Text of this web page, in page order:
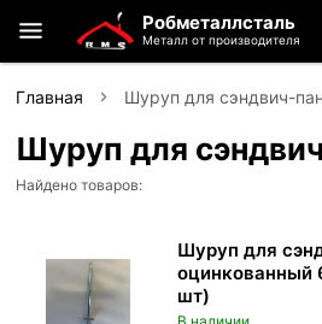
Робметаллсталь
Металл от производителя
Главная Шуруп для сэндвич-
Шуруп для
Найдено товаров:
Шуруп для
оцинкованный
шт)